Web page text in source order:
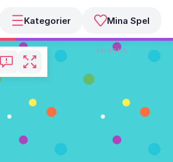
Kategorier Mina Spel
ANNONS